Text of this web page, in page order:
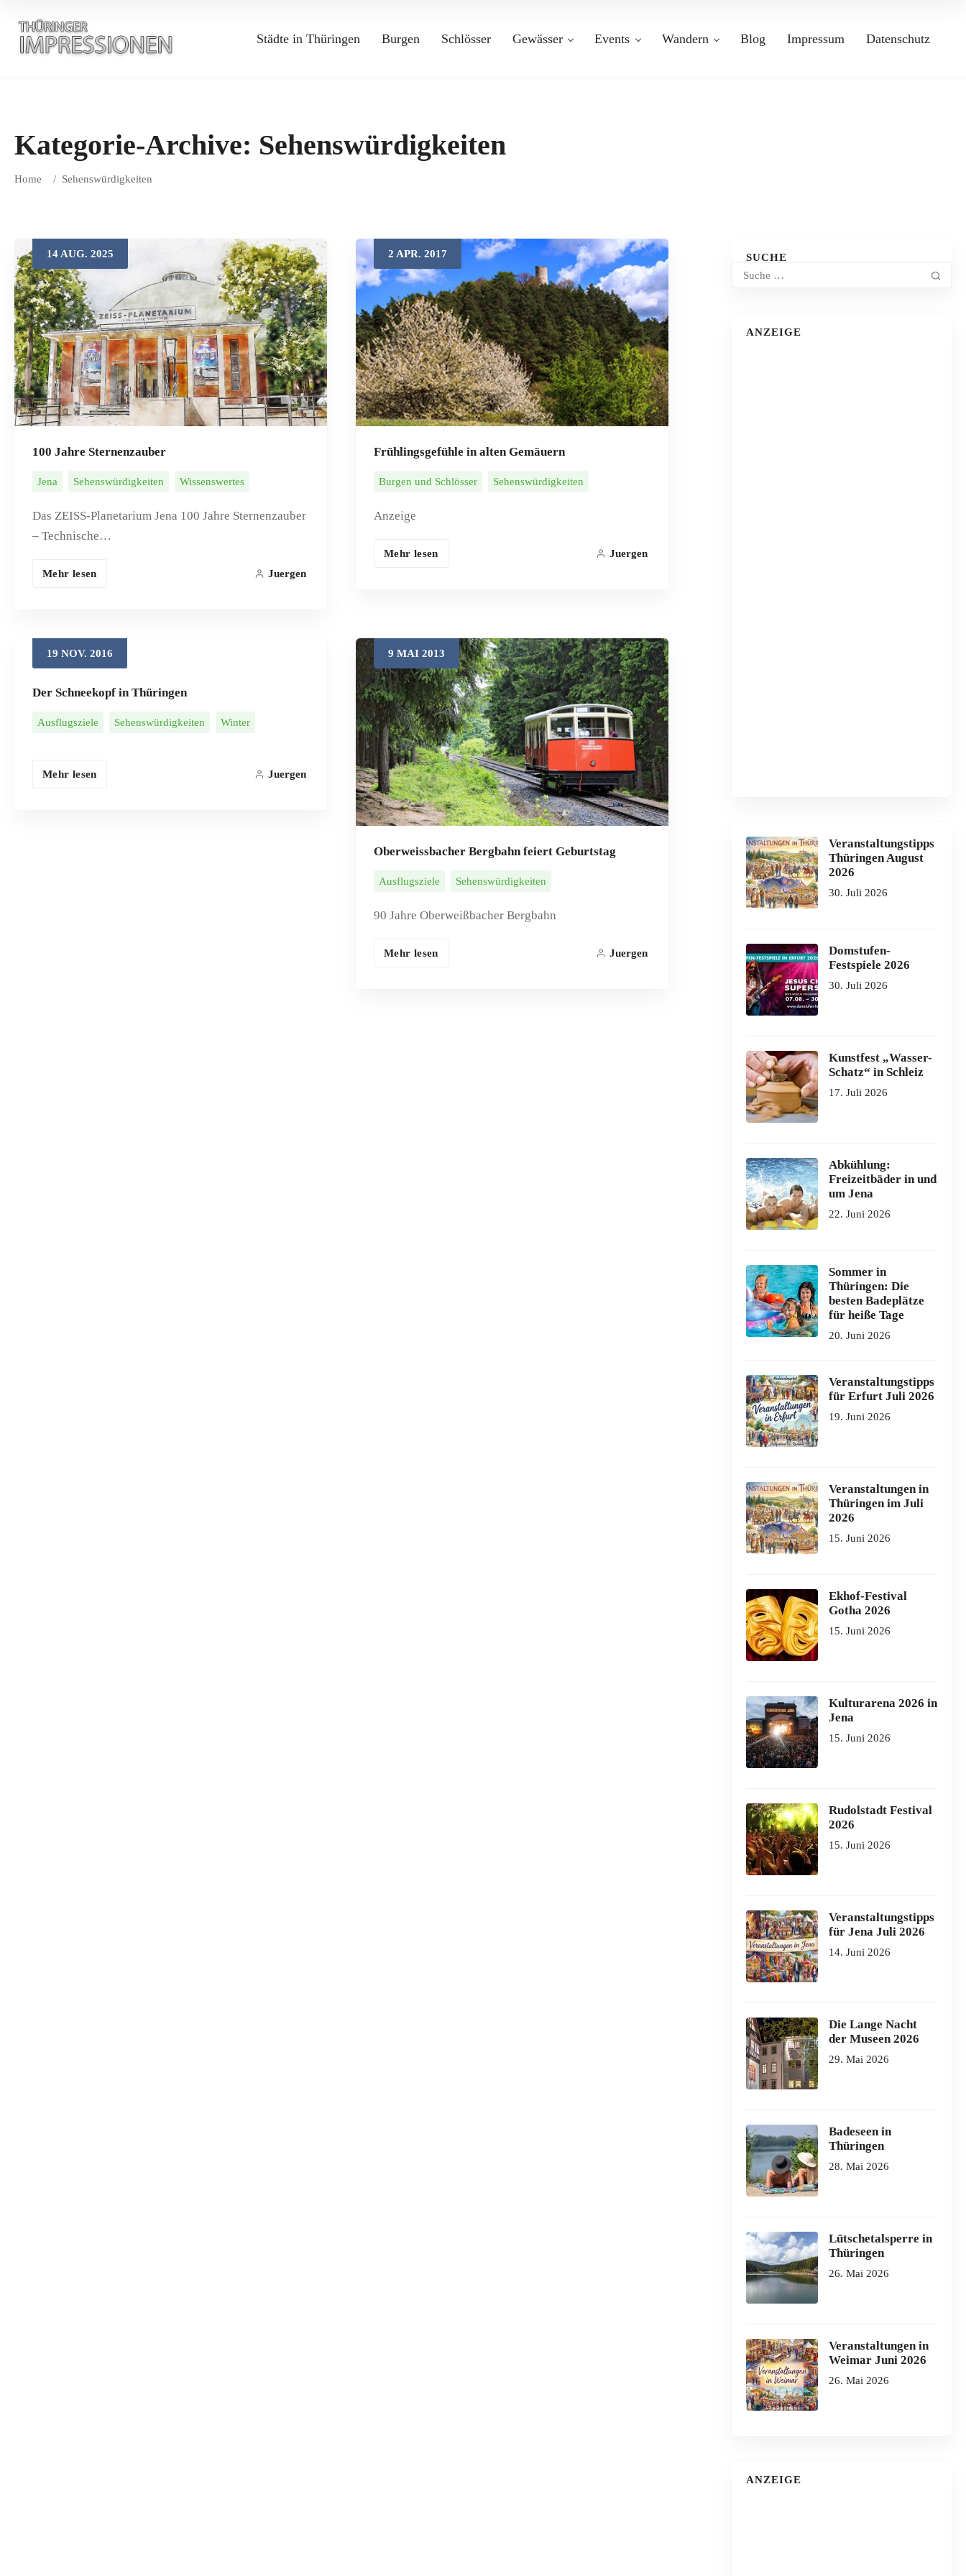
Städte in Thüringen Burgen Schlösser Gewässer Events Wandern Blog Impressum Datenschutz
Kategorie-Archive: Sehenswürdigkeiten
Home / Sehenswürdigkeiten
14 AUG. 2025
100 Jahre Sternenzauber
Jena Sehenswürdigkeiten Wissenswertes
Das ZEISS-Planetarium Jena 100 Jahre Sternenzauber
– Technische…
Mehr lesen Juergen
2 APR.2017
Frühlingsgefühle in alten Gemäuern
Burgen und Schlösser Sehenswürdigkeiten
Anzeige
Mehr lesen Juergen
19 NOV. 2016
Der Schneekopf in Thüringen
Ausflugsziele Sehenswürdigkeiten Winter
Mehr lesen Juergen
9MAI2013
Oberweissbacher Bergbahn feiert Geburtstag
Ausflugsziele Sehenswürdigkeiten
90 Jahre Oberweißbacher Bergbahn
Mehr lesen Juergen
SUCHE
ANZEIGE
Veranstaltungstipps
Thüringen August
2026
30. Juli 2026
Domstufen-
Festspiele 2026
30. Juli 2026
Kunstfest „Wasser-
Schatz“ in Schleiz
17. Juli 2026
Abkühlung:
Freizeitbäder in und
um Jena
22. Juni 2026
Sommer in
Thüringen: Die
besten Badeplätze
für heiße Tage
20. Juni 2026
Veranstaltungstipps
für Erfurt Juli 2026
19. Juni 2026
Veranstaltungen in
Thüringen im Juli
2026
15. Juni 2026
Ekhof-Festival
Gotha 2026
15. Juni 2026
Kulturarena 2026 in
Jena
15. Juni 2026
Rudolstadt Festival
2026
15. Juni 2026
Veranstaltungstipps
für Jena Juli 2026
14. Juni 2026
Die Lange Nacht
der Museen 2026
29. Mai 2026
Badeseen in
Thüringen
28. Mai 2026
Lütschetalsperre in
Thüringen
26. Mai 2026
Veranstaltungen in
Weimar Juni 2026
26. Mai 2026
ANZEIGE